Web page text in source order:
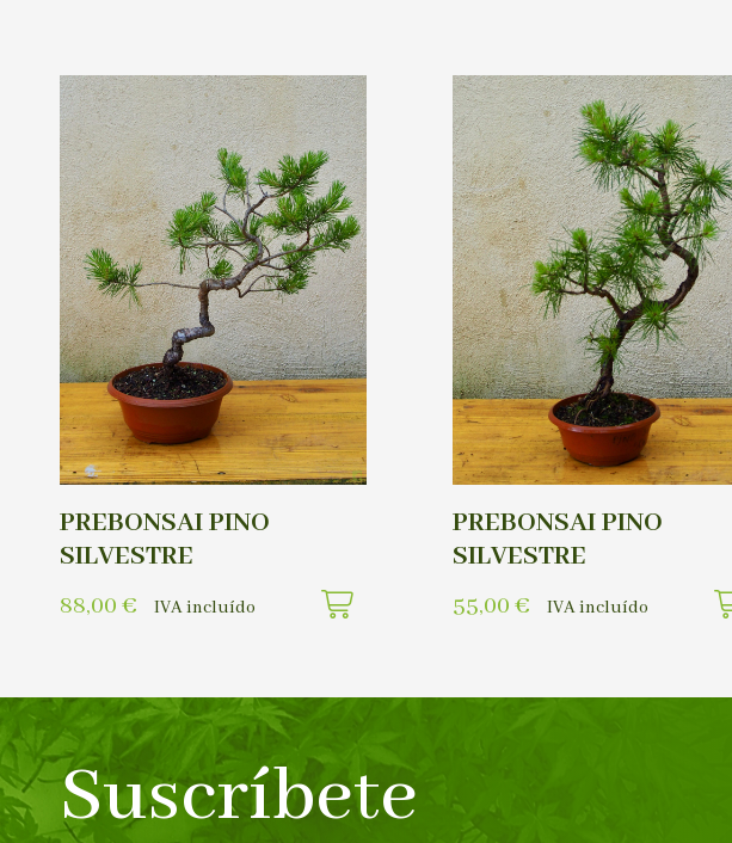
PREBONSAI PINO
SILVESTRE
88,00 € IVA incluído
PREBONSAI PINO
SILVESTRE
55,00 € IVA incluído
Suscríbete